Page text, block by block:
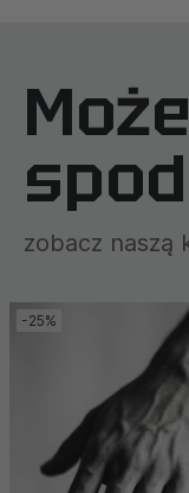
zobacz naszą
-25%